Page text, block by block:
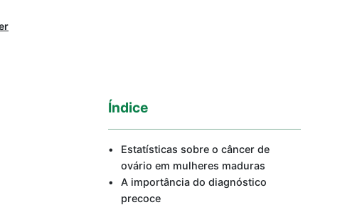
Índice
Estatísticas sobre o câncer de
ovário em mulheres maduras
A importância do diagnóstico
precoce